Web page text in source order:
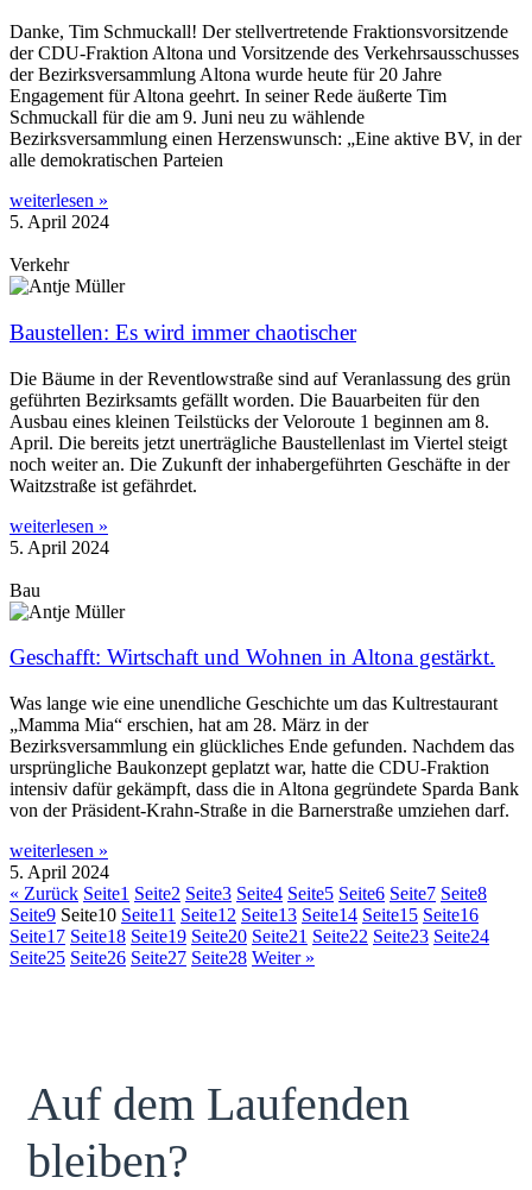
Danke, Tim Schmuckall! Der stellvertretende Fraktionsvorsitzende
der CDU-Fraktion Altona und Vorsitzende des Verkehrsausschusses
der Bezirksversammlung Altona wurde heute für 20 Jahre
Engagement für Altona geehrt. In seiner Rede äußerte Tim
Schmuckall für die am 9. Juni neu zu wählende
Bezirksversammlung einen Herzenswunsch: „Eine aktive BV, in der
alle demokratischen Parteien
weiterlesen »
5. April 2024
Verkehr
Baustellen: Es wird immer chaotischer
Die Bäume in der Reventlowstraße sind auf Veranlassung des grün
geführten Bezirksamts gefällt worden. Die Bauarbeiten für den
Ausbau eines kleinen Teilstücks der Veloroute 1 beginnen am 8.
April. Die bereits jetzt unerträgliche Baustellenlast im Viertel steigt
noch weiter an. Die Zukunft der inhabergeführten Geschäfte in der
Waitzstraße ist gefährdet.
weiterlesen »
5. April 2024
Bau
Geschafft: Wirtschaft und Wohnen in Altona gestärkt.
Was lange wie eine unendliche Geschichte um das Kultrestaurant
„Mamma Mia“ erschien, hat am 28. März in der
Bezirksversammlung ein glückliches Ende gefunden. Nachdem das
ursprüngliche Baukonzept geplatzt war, hatte die CDU-Fraktion
intensiv dafür gekämpft, dass die in Altona gegründete Sparda Bank
von der Präsident-Krahn-Straße in die Barnerstraße umziehen darf.
weiterlesen »
5. April 2024
« Zurück Seite1 Seite2 Seite3 Seite4 Seite5 Seite6 Seite7 Seite8
Seite9 Seite10 Seite11 Seite12 Seite13 Seite14 Seite15 Seite16
Seite17 Seite18 Seite19 Seite20 Seite21 Seite22 Seite23 Seite24
Seite25 Seite26 Seite27 Seite28 Weiter »
Auf dem Laufenden
bleiben?